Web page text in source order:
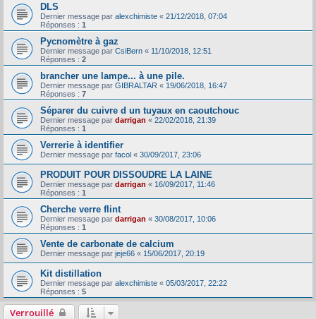
DLS
Dernier message par alexchimiste « 21/12/2018, 07:04
Réponses : 1
Pycnomètre à gaz
Dernier message par CsiBern « 11/10/2018, 12:51
Réponses : 2
brancher une lampe... à une pile.
Dernier message par GIBRALTAR « 19/06/2018, 16:47
Réponses : 7
Séparer du cuivre d un tuyaux en caoutchouc
Dernier message par darrigan « 22/02/2018, 21:39
Réponses : 1
Verrerie à identifier
Dernier message par facol « 30/09/2017, 23:06
PRODUIT POUR DISSOUDRE LA LAINE
Dernier message par darrigan « 16/09/2017, 11:46
Réponses : 1
Cherche verre flint
Dernier message par darrigan « 30/08/2017, 10:06
Réponses : 1
Vente de carbonate de calcium
Dernier message par jeje66 « 15/06/2017, 20:19
Kit distillation
Dernier message par alexchimiste « 05/03/2017, 22:22
Réponses : 5
Verrouillé